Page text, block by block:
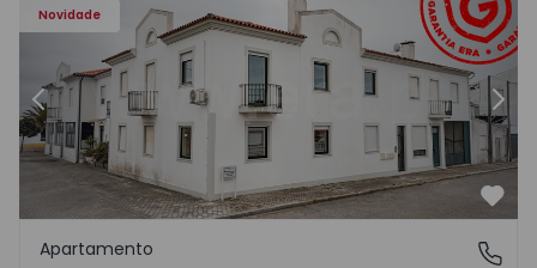
Novidade
Anterior
São Jacinto, Aveiro
Apartamento